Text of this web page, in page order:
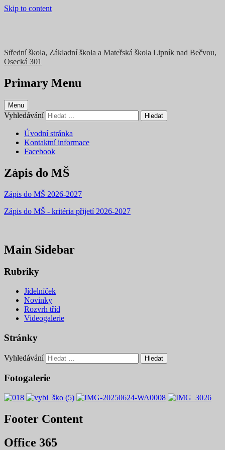
Skip to content
Střední škola, Základní škola a Mateřská škola Lipník nad Bečvou,
Osecká 301
Primary Menu
Menu
Vyhledávání
Úvodní stránka
Kontaktní informace
Facebook
Zápis do MŠ
Zápis do MŠ 2026-2027
Zápis do MŠ - kritéria přijetí 2026-2027
Main Sidebar
Rubriky
Jídelníček
Novinky
Rozvrh tříd
Videogalerie
Stránky
Vyhledávání
Fotogalerie
Footer Content
Office 365